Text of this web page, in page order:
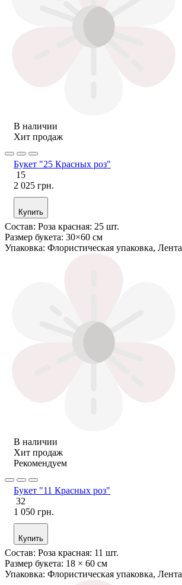
В наличии
Хит продаж
Букет "25 Красных роз"
15
2 025 грн.
Купить
Состав: Роза красная: 25 шт.
Размер букета: 30×60 см
Упаковка: Флористическая упаковка, Лента
В наличии
Хит продаж
Рекомендуем
Букет "11 Красных роз"
32
1 050 грн.
Купить
Состав: Роза красная: 11 шт.
Размер букета: 18 × 60 см
Упаковка: Флористическая упаковка, Лента